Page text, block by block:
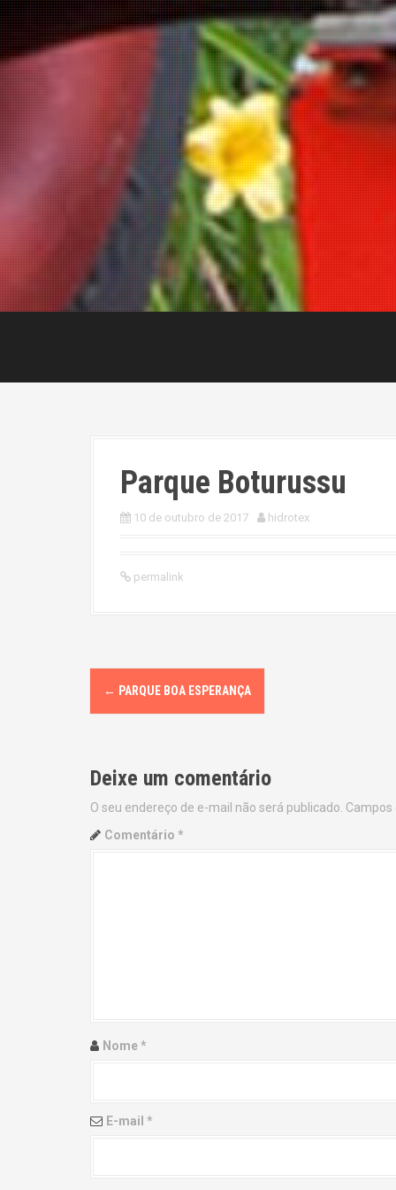
Parque Boturussu
10 de outubro de 2017 hidrotex
permalink
P
o
t
n
n
← PARQUE BOA ESPERANÇA
Deixe um comentário
O seu endereço de e-mail não será publicado.
Comentário *
Nome*
E-mail *